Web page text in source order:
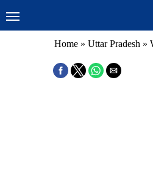
Home » Uttar Pradesh »